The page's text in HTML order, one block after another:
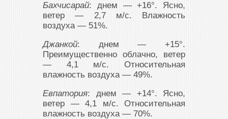
Бахчисарай: днем — +16°. Ясно,
ветер — 2,7 м/с. Влажность
воздуха — 51%.
Джанкой: днем — +15°.
Преимущественно облачно, ветер
— 4,1 м/с. Относительная
влажность воздуха — 49%.
Евпатория: днем — +14°. Ясно,
ветер — 4,1 м/с. Относительная
влажность воздуха — 70%.